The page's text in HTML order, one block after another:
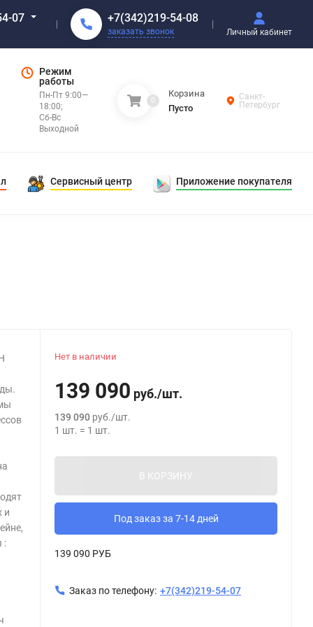
07 +7(342)219-54-08
заказать звонок Личный кабинет
Режим
работы
Пн-Пт 9:00—
18:00;
Сб-Вс
Выходной
0
Корзина
Пусто
Санкт-
Петербург
Сервисный центр Приложение покупателя
и
:
Нет в наличии
139 090 руб./шт.
139 090 руб./шт.
1 шт. = 1 шт.
В КОРЗИНУ
Под заказ за 7-14 дней
139 090 РУБ
Заказ по телефону: +7(342)219-54-07